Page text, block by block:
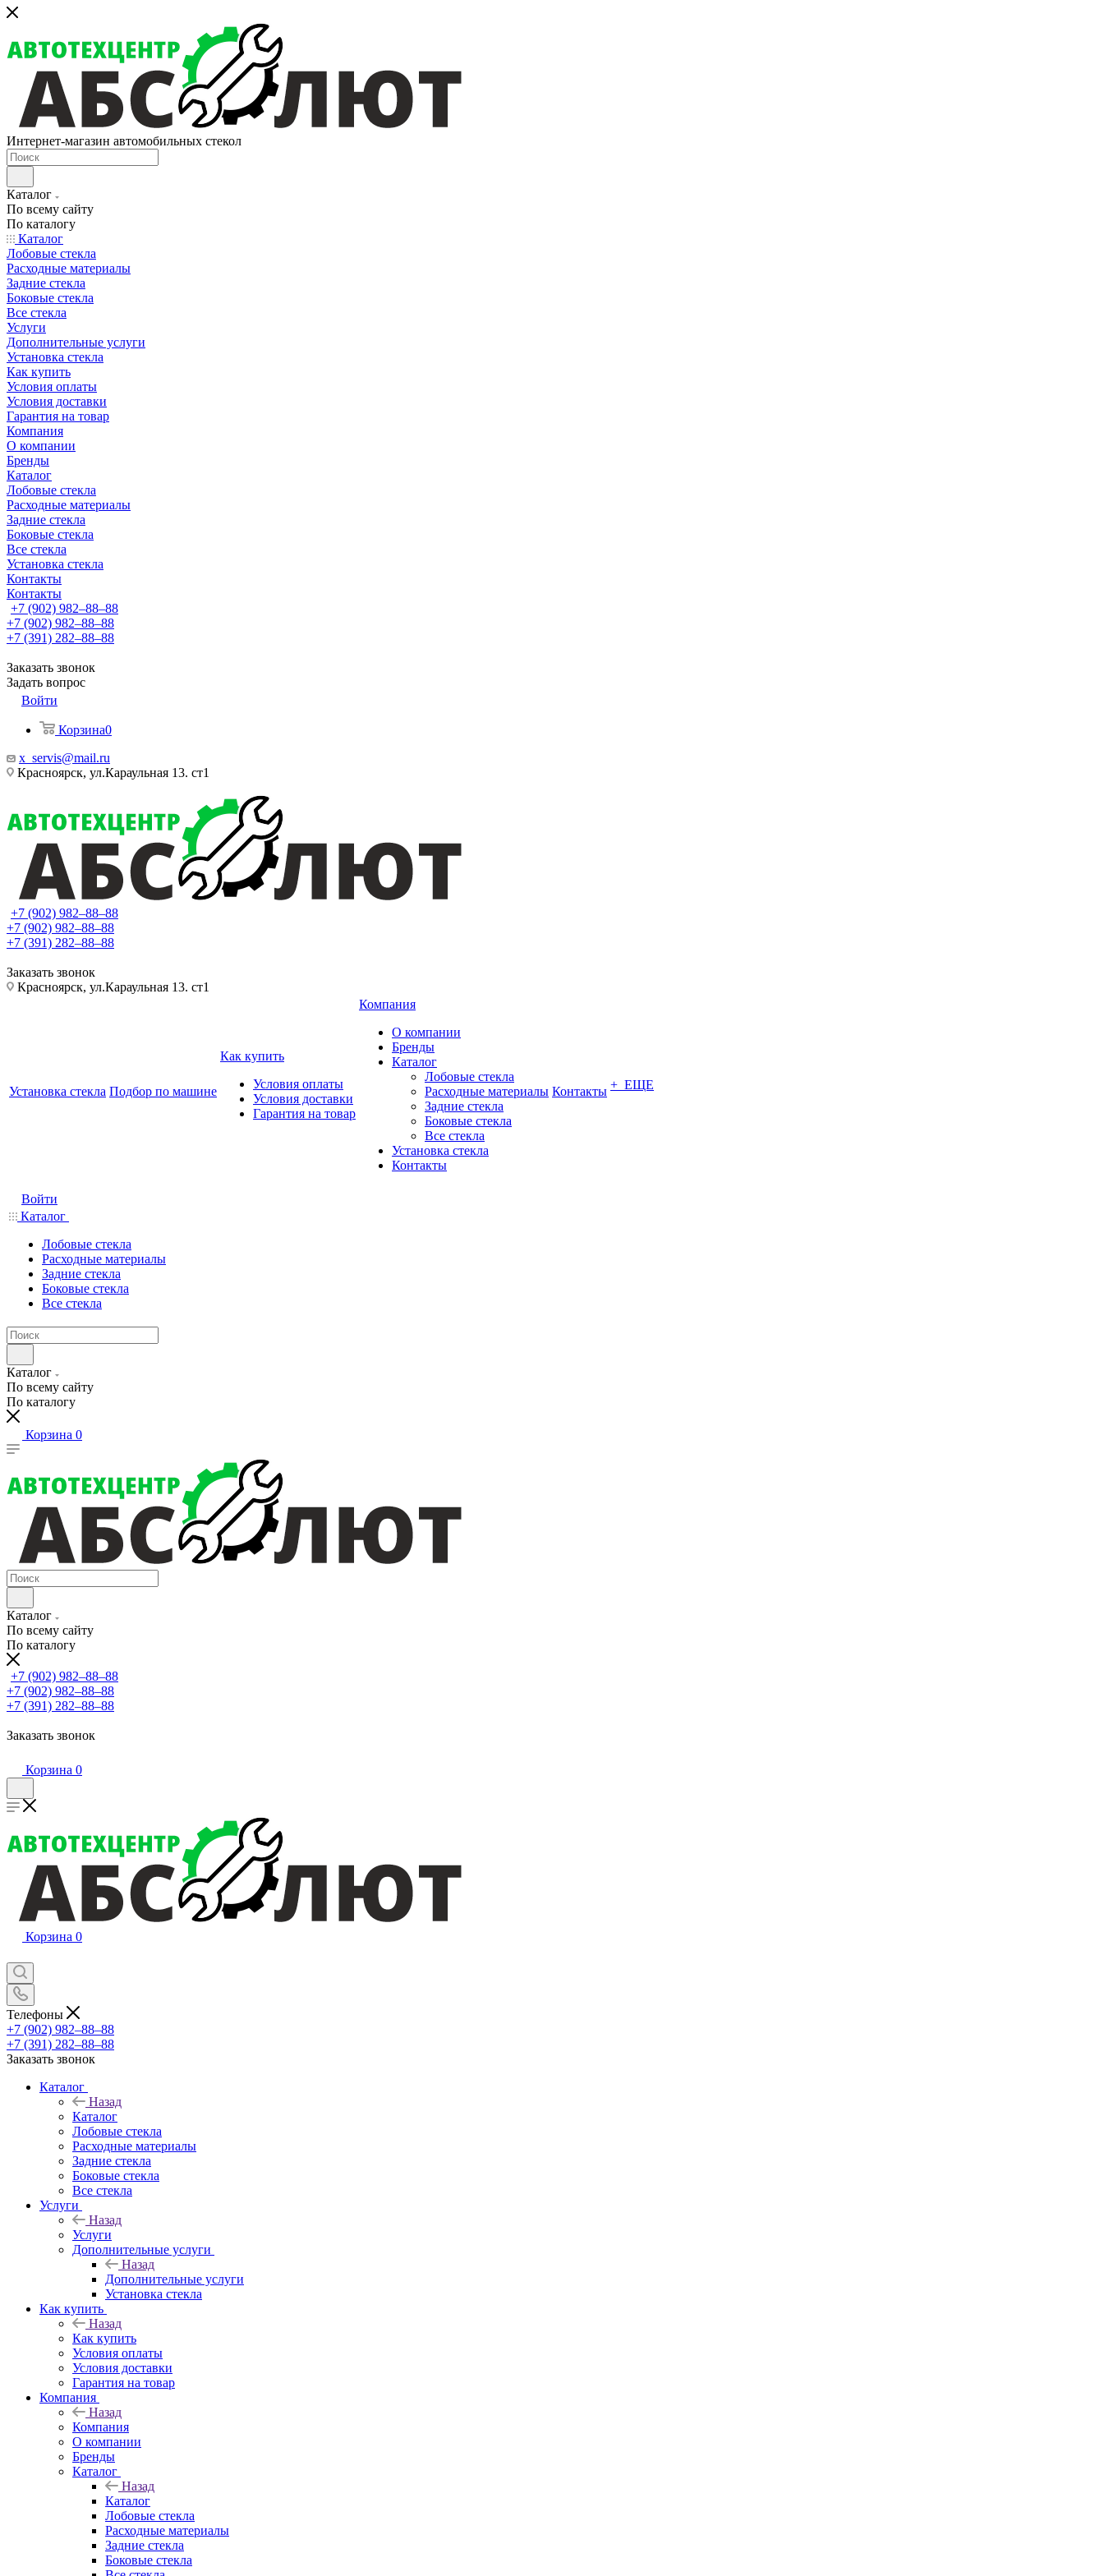
Интернет-магазин автомобильных стекол
Каталог
По всему сайту
По каталогу
Каталог
Лобовые стекла
Расходные материалы
Задние стекла
Боковые стекла
Все стекла
Услуги
Дополнительные услуги
Установка стекла
Как купить
Условия оплаты
Условия доставки
Гарантия на товар
Компания
О компании
Бренды
Каталог
Лобовые стекла
Расходные материалы
Задние стекла
Боковые стекла
Все стекла
Установка стекла
Контакты
Контакты
+7 (902) 982‒88‒88
+7 (902) 982‒88‒88
+7 (391) 282‒88‒88
Заказать звонок
Задать вопрос
Войти
Корзина0
x_servis@mail.ru
Красноярск, ул.Караульная 13. ст1
+7 (902) 982‒88‒88
+7 (902) 982‒88‒88
+7 (391) 282‒88‒88
Заказать звонок
Красноярск, ул.Караульная 13. ст1
Установка стекла Подбор по машине
Как купить
Условия оплаты
Условия доставки
Гарантия на товар
Компания
О компании
Бренды
Каталог
Лобовые стекла
Расходные материалы
Задние стекла
Боковые стекла
Все стекла
Установка стекла
Контакты
Контакты + ЕЩЕ
Войти
Каталог
Лобовые стекла
Расходные материалы
Задние стекла
Боковые стекла
Все стекла
Каталог
По всему сайту
По каталогу
Корзина 0
Каталог
По всему сайту
По каталогу
+7 (902) 982‒88‒88
+7 (902) 982‒88‒88
+7 (391) 282‒88‒88
Заказать звонок
Корзина 0
Корзина 0
Телефоны
+7 (902) 982‒88‒88
+7 (391) 282‒88‒88
Заказать звонок
Каталог
Назад
Каталог
Лобовые стекла
Расходные материалы
Задние стекла
Боковые стекла
Все стекла
Услуги
Назад
Услуги
Дополнительные услуги
Назад
Дополнительные услуги
Установка стекла
Как купить
Назад
Как купить
Условия оплаты
Условия доставки
Гарантия на товар
Компания
Назад
Компания
О компании
Бренды
Каталог
Назад
Каталог
Лобовые стекла
Расходные материалы
Задние стекла
Боковые стекла